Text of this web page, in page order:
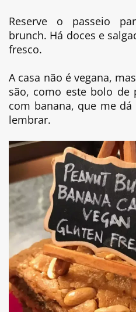
Reserve o passeio
brunch. Há doces e
fresco.
A casa não é vegana,
são, como este bolo de
com banana, que me
lembrar.